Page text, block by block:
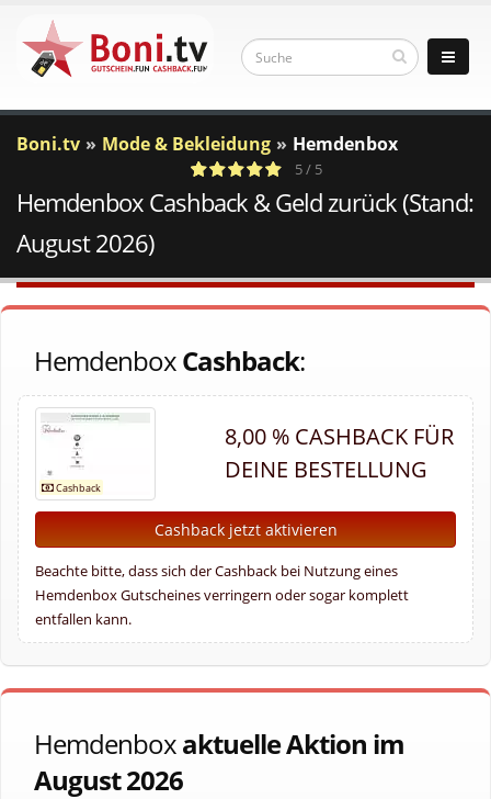
Boni.tv Mode & Bekleidung Hemdenbox
a
c
1 Votes
5 / 5
Hemdenbox Cashback & Geld zurück (Stand:
August 2026)
HemdenboxCashback:
8,00 % CASHBACK FÜR
DEINE BESTELLUNG
Cashback jetzt aktivieren
Beachte bitte, dass sich der Cashback bei Nutzung eines
Hemdenbox Gutscheines verringern oder sogar komplett
entfallen kann.
Hemdenboxaktuelle Aktion im
August 2026